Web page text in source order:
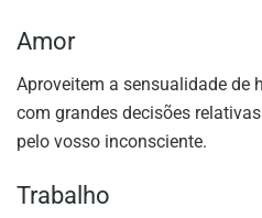
Amor
Aproveitem a sensualidade de
com grandes decisões
pelo vosso inconsciente.
Trabalho